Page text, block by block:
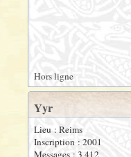
Hors ligne
Yyr
Lieu : Reims
Inscription : 2001
Messages : 3 412